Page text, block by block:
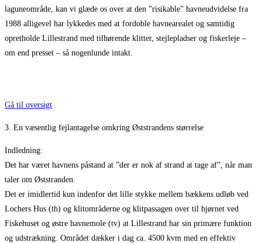
laguneområde, kan vi glæde os over at den ”risikable” havneudvidelse fra
1988 alligevel har lykkedes med at fordoble havnearealet og samtidig
opretholde Lillestrand med tilhørende klitter, stejlepladser og fiskerleje –
om end presset – så nogenlunde intakt.
Gå til oversigt
3. En væsentlig fejlantagelse omkring Øststrandens størrelse
Indledning:
Det har været havnens påstand at ”der er nok af strand at tage af”, når man
taler om Øststranden.
Det er imidlertid kun indenfor det lille stykke mellem bækkens udløb ved
Lochers Hus (th) og klitområderne og klitpassagen over til hjørnet ved
Fiskehuset og østre havnemole (tv) at Lillestrand har sin primære funktion
og udstrækning. Området dækker i dag ca. 4500 kvm med en effektiv